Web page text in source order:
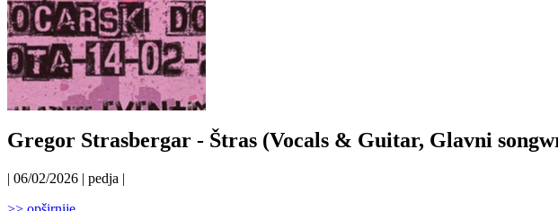
Gregor Strasbergar - Štras (Vocals & Guitar, Glavni
| 06/02/2026 | pedja |